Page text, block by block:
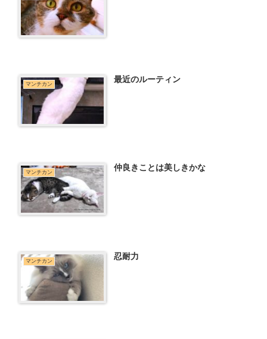
マンチカン 最近のルーティン
マンチカン 仲良きことは美しきかな
マンチカン 忍耐力